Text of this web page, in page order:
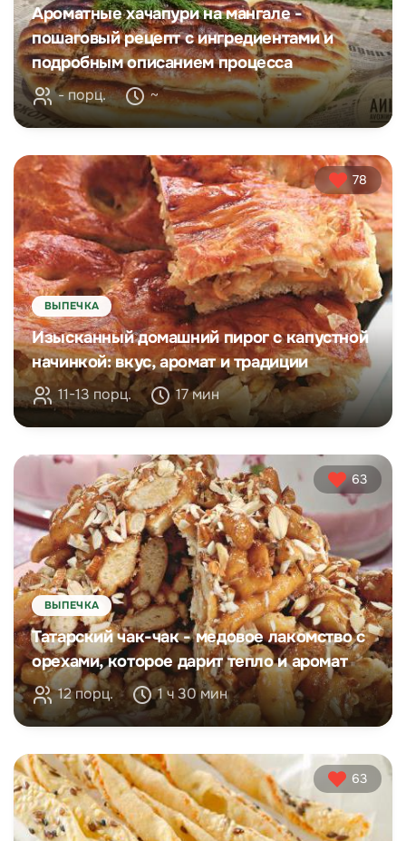
Ароматные хачапури на мангале -
пошаговый рецепт с ингредиентами и
подробным описанием процесса
- порц. ~
78
ВЫПЕЧКА
Изысканный домашний пирог с капустной
начинкой: вкус, аромат и традиции
11-13 порц. 17 мин
63
ВЫПЕЧКА
Татарский чак-чак - медовое лакомство с
орехами, которое дарит тепло и аромат
12 порц. 1 ч 30 мин
63